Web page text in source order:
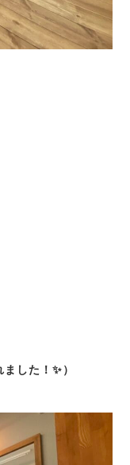
した！✨）